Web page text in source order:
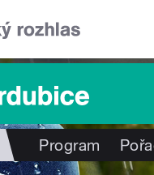
Program